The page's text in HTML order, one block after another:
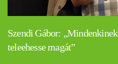
Szendi Gábor:
teleehesse magát”